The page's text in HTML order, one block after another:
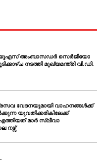
യുഎസ് അംബാസഡർ സെർജിയോ
നടത്തി മുഖ്യമന്ത്രി വി.ഡി.
വേദനയുമായി വാഹനങ്ങൾക്ക്
യുവതിക്കരികിലേക്ക്
മാർ സ്ലീവാ
നഴ്സ്